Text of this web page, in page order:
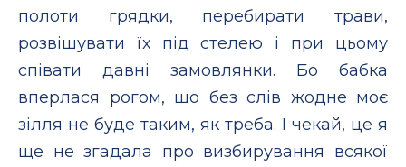
полоти грядки, перебирати трави,
розвішувати їх під стелею і при цьому
співати давні замовлянки. Бо бабка
вперлася рогом, що без слів жодне моє
зілля не буде таким, як треба. І чекай, це я
ще не згадала про визбирування всякої